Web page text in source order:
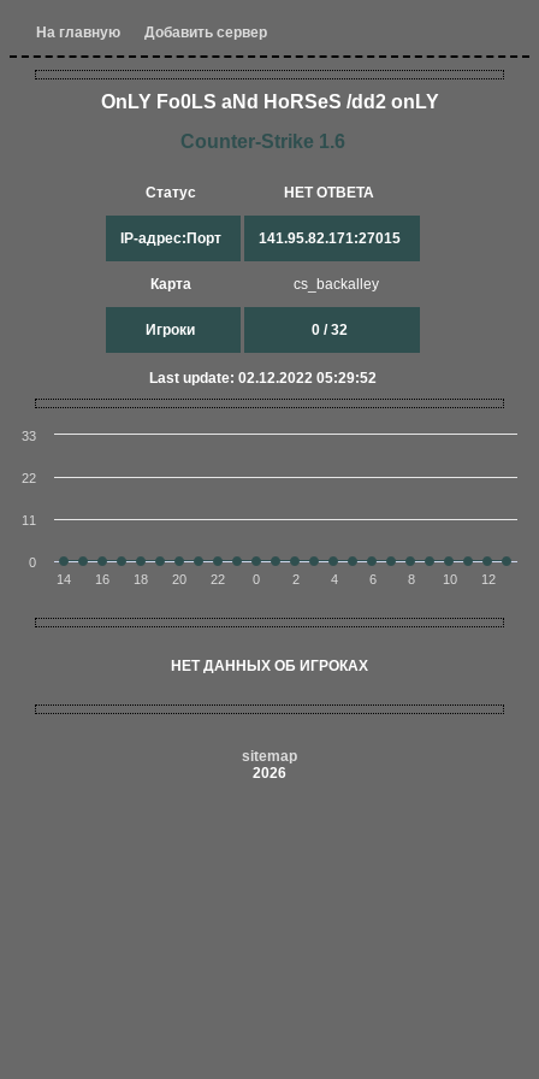
На главную Добавить сервер
OnLY Fo0LS aNd HoRSeS /dd2 onLY
Counter-Strike 1.6
Статус
IP-адрес:Порт
Карта
Игроки
НЕТ ОТВЕТА
141.95.82.171:27015
cs_backalley
0 / 32
Last update: 02.12.2022 05:29:52
14 16 18 20 22 0 2 4 6 8 10 12
0
11
22
33
НЕТ ДАННЫХ ОБ ИГРОКАХ
sitemap
2026